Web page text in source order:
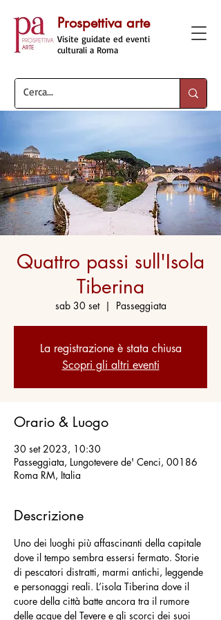
Visite guidate ed eventi
culturali a Roma
Prospettiva arte
Quattro passi sull'Isola
Tiberina
sab 30 set
  |
Passeggiata
La registrazione è stata chiusa
Scopri gli altri eventi
Orario & Luogo
30 set 2023, 10:30
Passeggiata, Lungotevere de' Cenci, 00186
Roma RM, Italia
Descrizione
Uno dei luoghi più affascinanti della capitale
dove il tempo sembra essersi fermato. Storie
di pescatori distratti, marmi antichi, leggende
e personaggi reali. L’isola Tiberina dove il
cuore della città batte ancora tra il rumore
delle acque del Tevere e gli scorci dei suoi